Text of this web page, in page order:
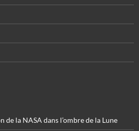
de la NASA dans l’ombre de la Lune